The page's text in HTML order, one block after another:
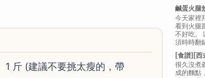
1 斤 (建議不要挑太瘦的，帶
鹹蛋火腿
今天家裡
看到火腿
不好吃。
須時時翻
[食譜][西
很久沒煮
成的麵點